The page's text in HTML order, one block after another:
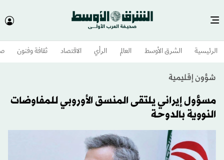
الرئيسية الشرق الأوسط​ العالم الرأي الاقتصاد ثقافة وفنون
شؤون إقليمية
مسؤول إيراني يلتقى المنسق الأوروبي للمفاوضات
النووية بالدوحة